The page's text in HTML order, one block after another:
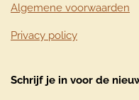
Algemene voorwaarden
Privacy policy
Schrijf je in voor de